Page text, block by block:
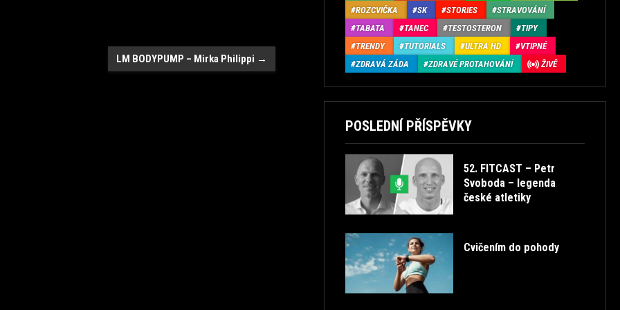
LM BODYPUMP – Mirka Philippi →
ROZCVIČKA
SK STORIES
STRAVOVÁNÍ
TABATA
TANEC TESTOSTERON
TIPY
TRENDY
TUTORIALS ULTRA HD
VTIPNÉ
ZDRAVÁ ZÁDA
ZDRAVÉ PROTAHOVÁNÍ ŽIVĚ
POSLEDNÍ PŘÍSPĚVKY
52. FITCAST – Petr
Svoboda – legenda
české atletiky
Cvičením do pohody